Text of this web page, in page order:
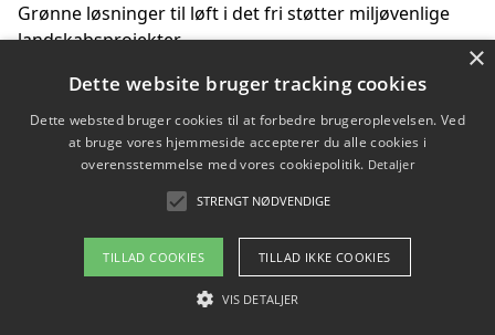
Grønne løsninger til løft i det fri støtter miljøvenlige
landskabsprojekter
Gør haven til et frirum for familien og naturen
Copyright 2026 - Pilanto Aps
Om / kontakt
Blog Betingelser
×
Dette website bruger tracking cookies
Dette websted bruger cookies til at forbedre brugeroplevelsen. Ved
at bruge vores hjemmeside accepterer du alle cookies i
overensstemmelse med vores cookiepolitik. Detaljer
STRENGT NØDVENDIGE
TILLAD COOKIES TILLAD IKKE COOKIES
VIS DETALJER